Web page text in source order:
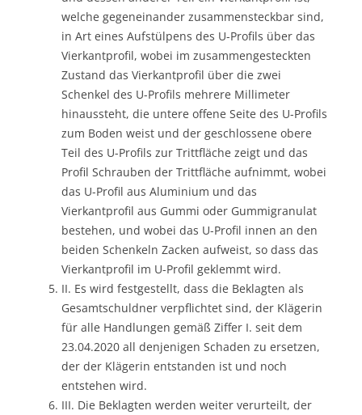
welche gegeneinander zusammensteckbar sind,
in Art eines Aufstülpens des U-Profils über das
Vierkantprofil, wobei im zusammengesteckten
Zustand das Vierkantprofil über die zwei
Schenkel des U-Profils mehrere Millimeter
hinaussteht, die untere offene Seite des U-Profils
zum Boden weist und der geschlossene obere
Teil des U-Profils zur Trittfläche zeigt und das
Profil Schrauben der Trittfläche aufnimmt, wobei
das U-Profil aus Aluminium und das
Vierkantprofil aus Gummi oder Gummigranulat
bestehen, und wobei das U-Profil innen an den
beiden Schenkeln Zacken aufweist, so dass das
Vierkantprofil im U-Profil geklemmt wird.
II. Es wird festgestellt, dass die Beklagten als
Gesamtschuldner verpflichtet sind, der Klägerin
für alle Handlungen gemäß Ziffer I. seit dem
23.04.2020 all denjenigen Schaden zu ersetzen,
der der Klägerin entstanden ist und noch
entstehen wird.
III. Die Beklagten werden weiter verurteilt, der